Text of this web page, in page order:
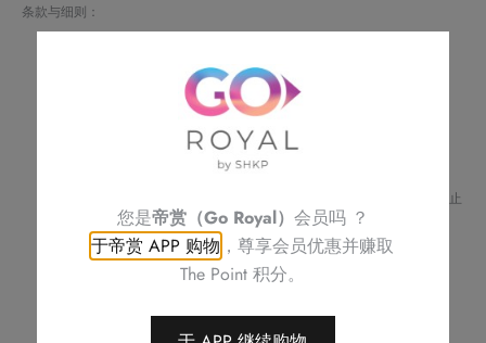
(2
条款与细则：
如对任何食物产生敏感或有任何查询，请致电帝京酒店 (
) 与酒店职员联络
不可补发、更换或购买其他产品
订单详情将会透过电话或电邮确认
订单一经确认，不可更改、取消或退款
请务必检查所填资料，以确保交易快捷及顺利
Royal Delights by Royal Hotels 保留修改优惠条款及细则、更改或终止
此优惠之权利，恕不另行通知
如有任何争议，Royal Delights by Royal Hotels 保留最终决定权
您是帝赏（Go Royal） 会员吗 ？
于帝赏 APP 购物 ，尊享会员优惠并赚取
The Point 积分。